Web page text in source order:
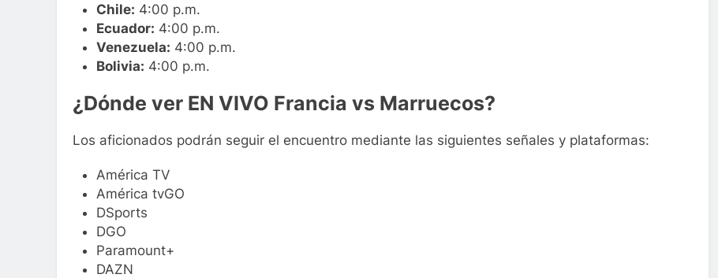
Chile: 4:00 p.m.
Ecuador: 4:00 p.m.
Venezuela: 4:00 p.m.
Bolivia: 4:00 p.m.
¿Dónde ver EN VIVO Francia vs Marruecos?
Los aficionados podrán seguir el encuentro mediante las siguientes señales y plataformas:
América TV
América tvGO
DSports
DGO
Paramount+
DAZN